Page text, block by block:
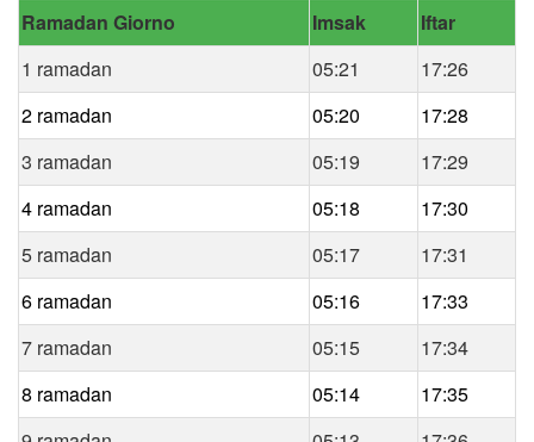
Ramadan Giorno
Imsak
Iftar
1 ramadan
05:21
17:26
2 ramadan
05:20
17:28
3 ramadan
05:19
17:29
4 ramadan
05:18
17:30
5 ramadan
05:17
17:31
6 ramadan
05:16
17:33
7 ramadan
05:15
17:34
8 ramadan
05:14
17:35